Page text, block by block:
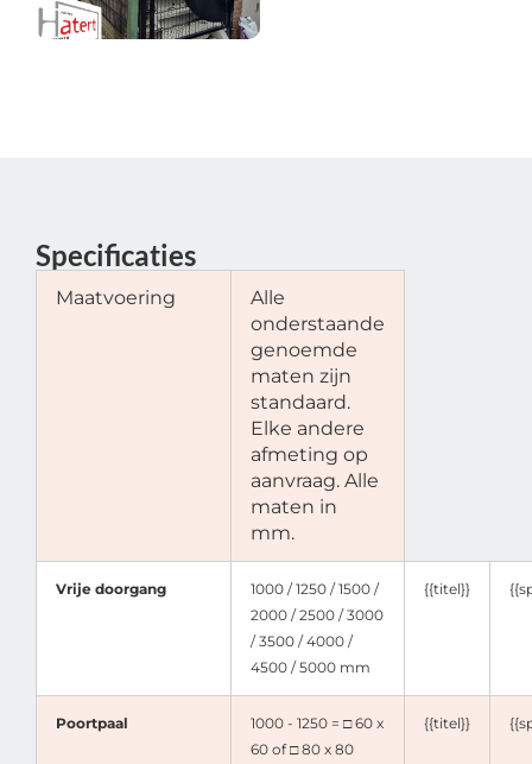
Specificaties
Maatvoering
Alle
onderstaande
genoemde
maten zijn
standaard.
Elke andere
afmeting op
aanvraag. Alle
maten in
mm.
Vrije doorgang
1000 / 1250 / 1500 /
2000 / 2500 / 3000
/ 3500 / 4000 /
4500 / 5000 mm
{{titel}}
Poortpaal
1000 - 1250 = □ 60 x
60 of □ 80 x 80
{{titel}}